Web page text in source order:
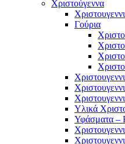
Χριστούγεννα
Γούρια
Υλικά
Υφάσματα –